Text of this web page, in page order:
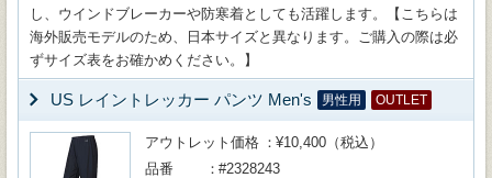
し、ウインドブレーカーや防寒着としても活躍します。【こちらは
海外販売モデルのため、日本サイズと異なります。ご購入の際は必
ずサイズ表をお確かめください。】
US レイントレッカー パンツ Men's 男性用 OUTLET
アウトレット価格
¥10,400（税込）
品番
#2328243